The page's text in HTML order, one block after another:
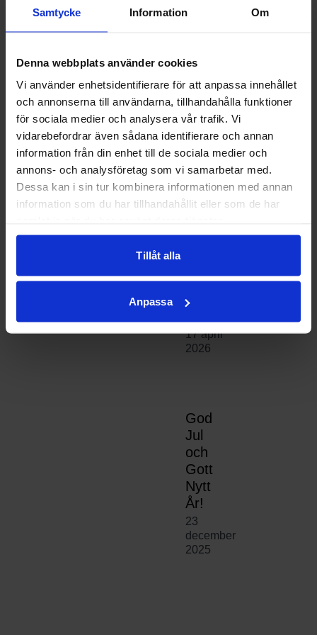
Samtycke Information Om
Denna webbplats använder cookies
Vi använder enhetsidentifierare för att anpassa innehållet
och annonserna till användarna, tillhandahålla funktioner
för sociala medier och analysera vår trafik. Vi
vidarebefordrar även sådana identifierare och annan
information från din enhet till de sociala medier och
annons- och analysföretag som vi samarbetar med.
Dessa kan i sin tur kombinera informationen med annan
information som du har tillhandahållit eller som de har
Tillåt alla
Anpassa
Norrlandsoperan har
och samtidigt passa
på att gratulera och
tacka Norrlandsoperan
för en fantastisk show
och ett
väldigt proffsigt arbete
före och under
Elektra!
Stort tack!
r
1 juni
Fartgu
23 april
bler
ställs
17 april
2026
God
Jul
och
Gott
Nytt
År!
23
december
2025